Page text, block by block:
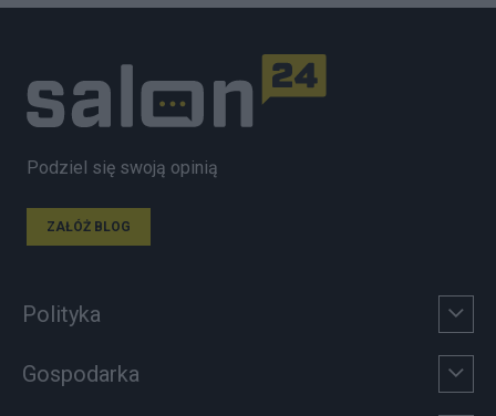
Podziel się swoją opinią
ZAŁÓŻ BLOG
Polityka
Gospodarka